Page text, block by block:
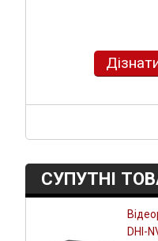
СУПУТНІ
DHI-